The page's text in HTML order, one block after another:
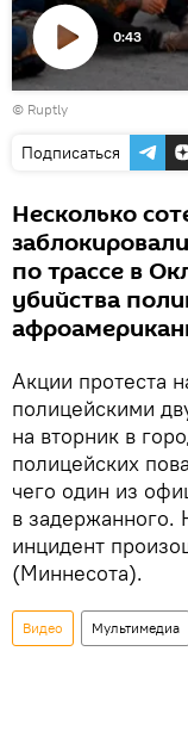
Воспроизвести
видео
0:43
© Ruptly
Подписаться
Несколько
по трассе в
убийства
Акции протеста
полицейскими
на вторник в
полицейских
чего один из
в задержанного.
инцидент
(Миннесота).
Видео Мультимедиа